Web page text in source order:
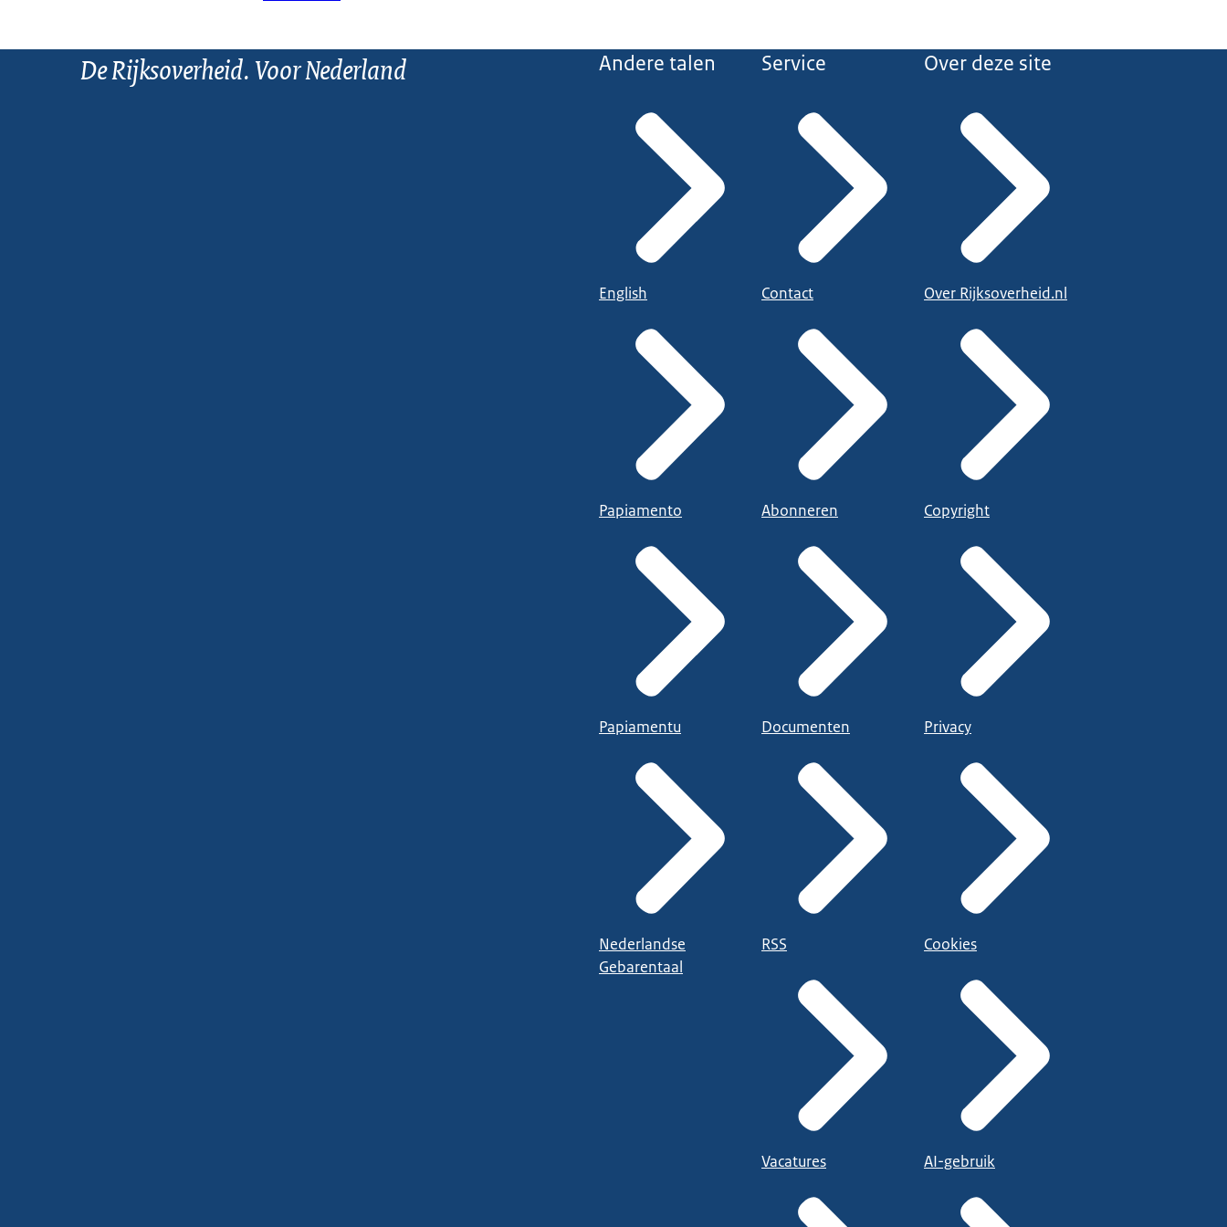
De Rijksoverheid. Voor Nederland Andere talen
English
Papiamento
Papiamentu
Nederlandse
Gebarentaal
Service
Contact
Abonneren
Documenten
RSS
Vacatures
Over deze site
Over Rijksoverheid.nl
Copyright
Privacy
Cookies
AI-gebruik